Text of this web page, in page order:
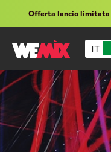
Offerta lancio limitata
IT